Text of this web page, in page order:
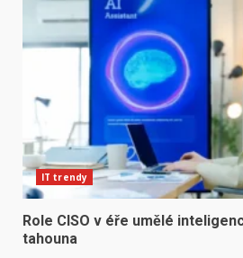
IT trendy
Role CISO v éře umělé
tahouna